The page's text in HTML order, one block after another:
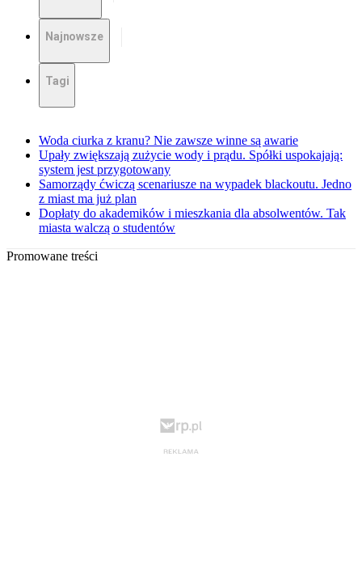
Najnowsze
Tagi
Woda ciurka z kranu? Nie zawsze winne są awarie
Upały zwiększają zużycie wody i prądu. Spółki uspokajają:
system jest przygotowany
Samorządy ćwiczą scenariusze na wypadek blackoutu. Jedno
z miast ma już plan
Dopłaty do akademików i mieszkania dla absolwentów. Tak
miasta walczą o studentów
Promowane treści